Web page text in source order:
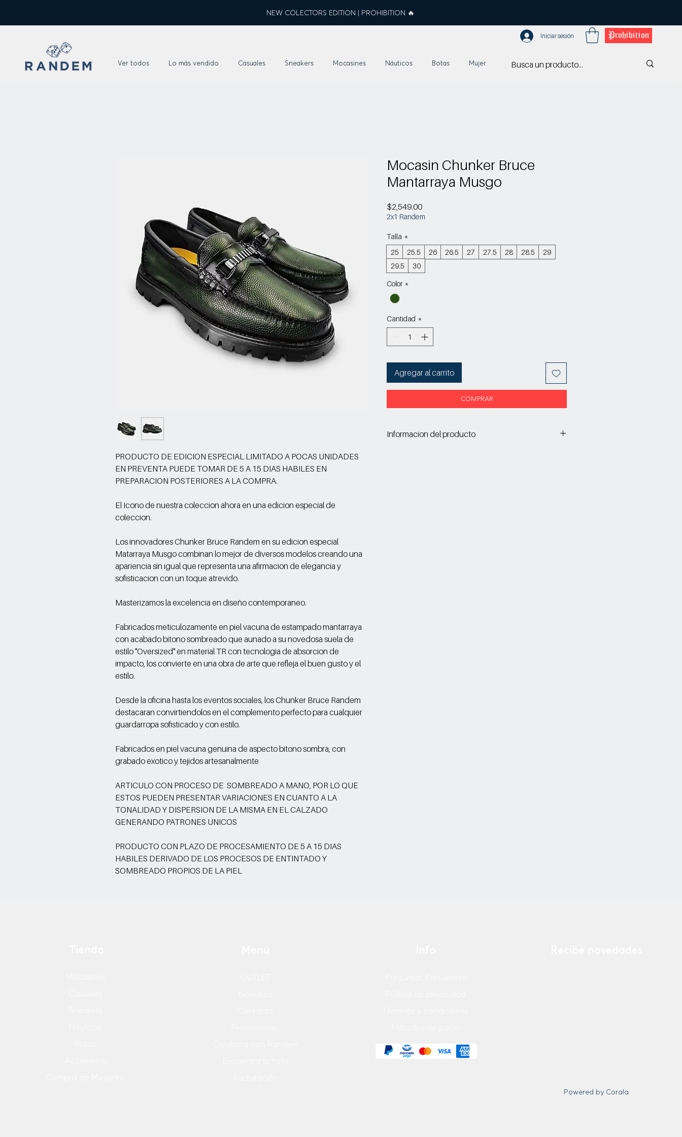
NEW COLECTORS EDITION | PROHIBITION 🔥
Iniciar sesión Prohibition
Ver todos Lo más vendido Casuales Sneakers Mocasines Náuticos Botas Mujer
PRODUCTO DE EDICION ESPECIAL LIMITADO A POCAS UNIDADES
EN PREVENTA PUEDE TOMAR DE 5 A 15 DIAS HABILES EN
PREPARACION POSTERIORES A LA COMPRA.
El Icono de nuestra coleccion ahora en una edicion especial de
coleccion.
Los innovadores Chunker Bruce Randem en su edicion especial
Matarraya Musgo combinan lo mejor de diversos modelos creando una
apariencia sin igual que representa una afirmacion de elegancia y
sofisticacion con un toque atrevido.
Masterizamos la excelencia en diseño contemporaneo.
Fabricados meticulozamente en piel vacuna de estampado mantarraya
con acabado bitono sombreado que aunado a su novedosa suela de
estilo "Oversized" en material TR con tecnologia de absorcion de
impacto, los convierte en una obra de arte que refleja el buen gusto y el
estilo.
Desde la oficina hasta los eventos sociales, los Chunker Bruce Randem
destacaran convirtiendolos en el complemento perfecto para cualquier
guardarropa sofisticado y con estilo.
Fabricados en piel vacuna genuina de aspecto bitono sombra, con
grabado exotico y tejidos artesanalmente
ARTICULO CON PROCESO DE SOMBREADO A MANO, POR LO QUE
ESTOS PUEDEN PRESENTAR VARIACIONES EN CUANTO A LA
TONALIDAD Y DISPERSION DE LA MISMA EN EL CALZADO
GENERANDO PATRONES UNICOS
PRODUCTO CON PLAZO DE PROCESAMIENTO DE 5 A 15 DIAS
HABILES DERIVADO DE LOS PROCESOS DE ENTINTADO Y
SOMBREADO PROPIOS DE LA PIEL
Mocasin Chunker Bruce
Mantarraya Musgo
$2,549.00Precio
2x1 Randem
Talla *
25
25.5 26 26.5 27 27.5 28 28.5
29
29.5
30
Color *
Cantidad *
Agregar al carrito
COMPRAR
Informacion del producto
Powered by Corala